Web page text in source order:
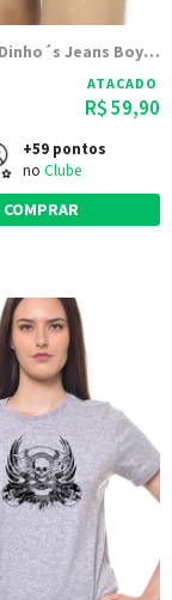
Bermuda Dinho´s Jeans Boy Adele
ATACADO
R$ 59,90
+59 pontos
no Clube
COMPRAR